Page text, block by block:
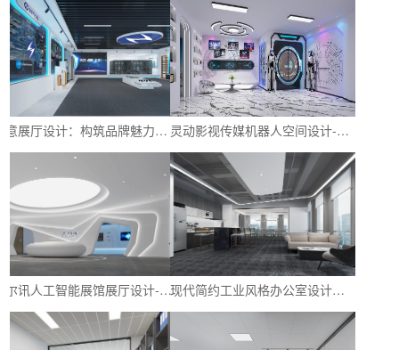
创意展厅设计：构筑品牌魅力与创新氛围-深圳文丰装饰 灵动影视传媒机器人空间设计-探寻神秘的影视展厅-深圳文丰装饰
立尔讯人工智能展馆展厅设计-以科技增强品牌形象-深圳文丰装饰 现代简约工业风格办公室设计｜创造舒适、时尚和高效的工作环境-深圳文丰装饰